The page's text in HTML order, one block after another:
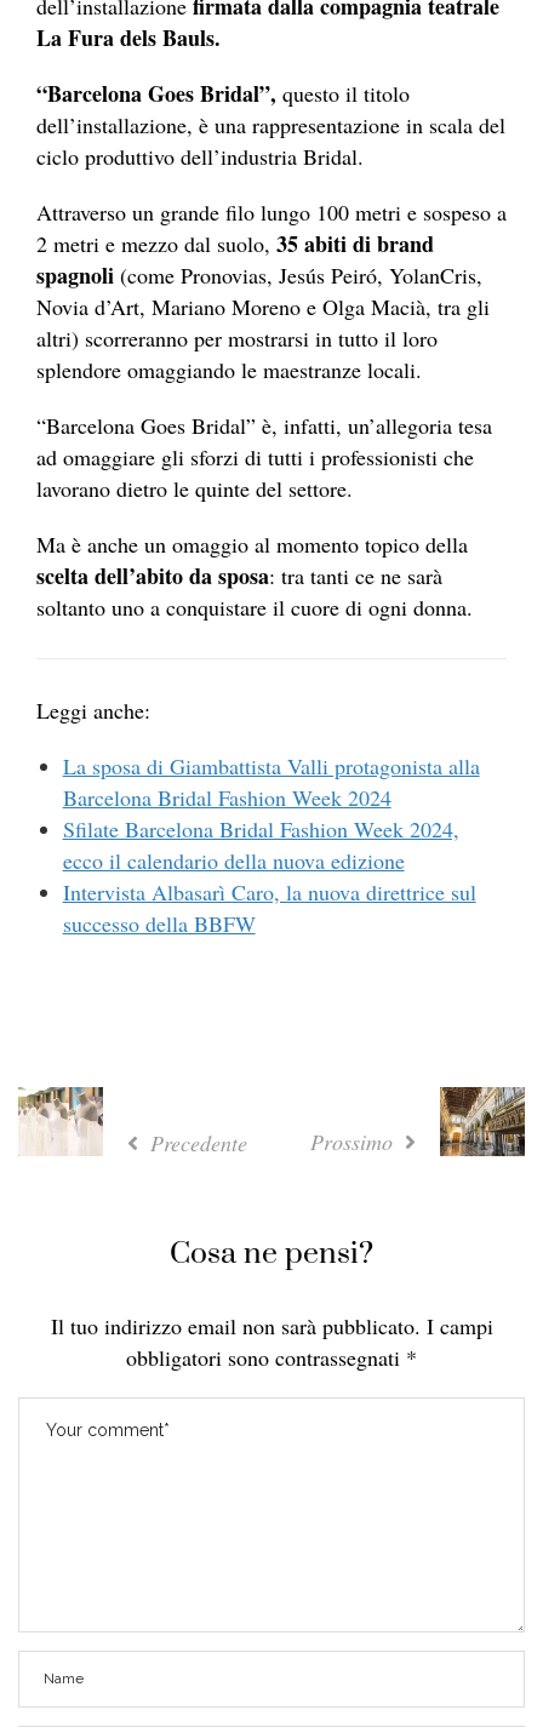
dell’installazione firmata dalla compagnia teatrale
La Fura dels Bauls.
“Barcelona Goes Bridal”, questo il titolo
dell’installazione, è una rappresentazione in scala del
ciclo produttivo dell’industria Bridal.
Attraverso un grande filo lungo 100 metri e sospeso a
2 metri e mezzo dal suolo, 35 abiti di brand
spagnoli (come Pronovias, Jesús Peiró, YolanCris,
Novia d’Art, Mariano Moreno e Olga Macià, tra gli
altri) scorreranno per mostrarsi in tutto il loro
splendore omaggiando le maestranze locali.
“Barcelona Goes Bridal” è, infatti, un’allegoria tesa
ad omaggiare gli sforzi di tutti i professionisti che
lavorano dietro le quinte del settore.
Ma è anche un omaggio al momento topico della
scelta dell’abito da sposa: tra tanti ce ne sarà
soltanto uno a conquistare il cuore di ogni donna.
Leggi anche:
La sposa di Giambattista Valli protagonista alla
Barcelona Bridal Fashion Week 2024
Sfilate Barcelona Bridal Fashion Week 2024,
ecco il calendario della nuova edizione
Intervista Albasarì Caro, la nuova direttrice sul
successo della BBFW
Precedente Prossimo
Cosa ne pensi?
Il tuo indirizzo email non sarà pubblicato. I campi
obbligatori sono contrassegnati *